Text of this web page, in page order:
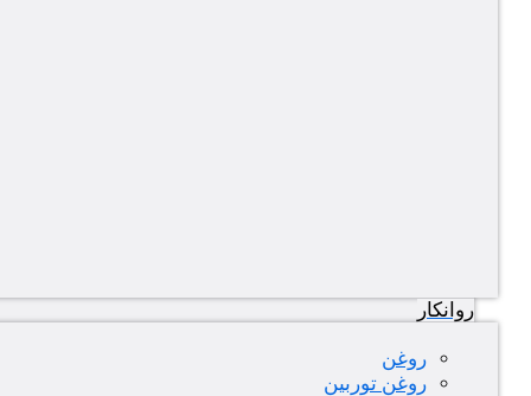
روانکار
روغن
روغن توربین